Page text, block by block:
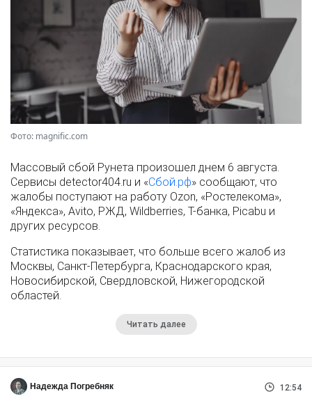
Фото: magnific.com
Массовый сбой Рунета произошел днем 6 августа.
Сервисы detector404.ru и «Сбой.рф» сообщают, что
жалобы поступают на работу Ozon, «Ростелекома»,
«Яндекса», Avito, РЖД, Wildberries, Т-банка, Picabu и
других ресурсов.
Статистика показывает, что больше всего жалоб из
Москвы, Санкт-Петербурга, Краснодарского края,
Новосибирской, Свердловской, Нижегородской
областей.
Читать далее
Надежда Погребняк 12:54